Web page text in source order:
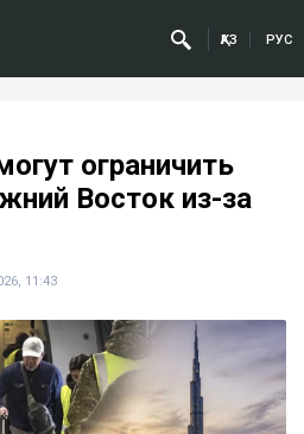
ҚАЗ РУС
ограничить
Восток из-за
11:43